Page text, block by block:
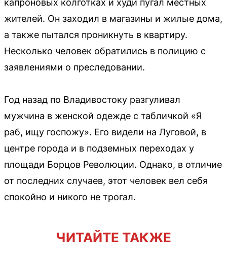
капроновых колготках и худи пугал местных
жителей. Он заходил в магазины и жилые дома,
а также пытался проникнуть в квартиру.
Несколько человек обратились в полицию с
заявлениями о преследовании.
Год назад по Владивостоку разгуливал
мужчина в женской одежде с табличкой «Я
раб, ищу госпожу». Его видели на Луговой, в
центре города и в подземных переходах у
площади Борцов Революции. Однако, в отличие
от последних случаев, этот человек вел себя
спокойно и никого не трогал.
ЧИТАЙТЕ ТАКЖЕ